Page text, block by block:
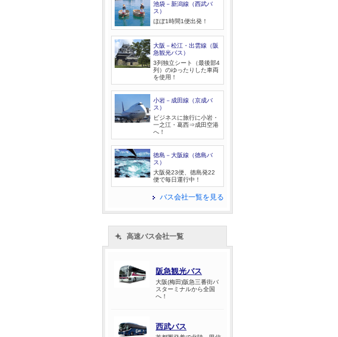
池袋－新潟線（西武バ
ス）
ほぼ1時間1便出発！
大阪－松江・出雲線（阪
急観光バス）
3列独立シート（最後部4
列）のゆったりした車両
を使用！
小岩－成田線（京成バ
ス）
ビジネスに旅行に小岩・
一之江・葛西⇒成田空港
へ！
徳島－大阪線（徳島バ
ス）
大阪発23便、徳島発22
便で毎日運行中！
バス会社一覧を見る
高速バス会社一覧
阪急観光バス
大阪(梅田)阪急三番街バ
スターミナルから全国
へ！
西武バス